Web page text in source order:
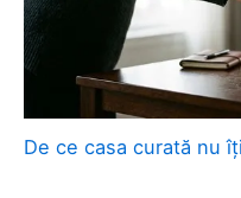
De ce casa curată nu